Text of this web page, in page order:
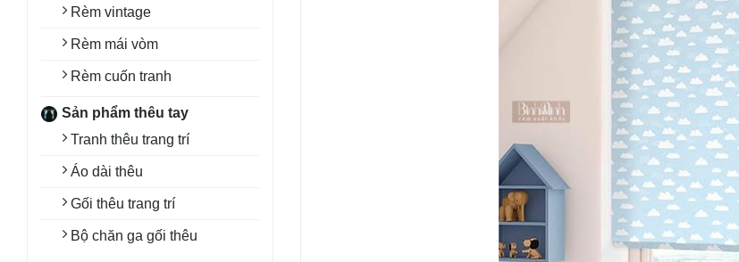
Rèm vintage
Rèm mái vòm
Rèm cuốn tranh
Sản phẩm thêu tay
Tranh thêu trang trí
Áo dài thêu
Gối thêu trang trí
Bộ chăn ga gối thêu